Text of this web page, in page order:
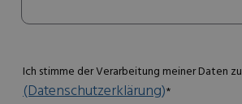
Ich stimme der Verarbeitung meiner Daten zu
(Datenschutzerklärung)*